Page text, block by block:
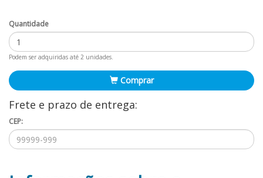
Quantidade
Podem ser adquiridas até 2 unidades.
Comprar
Frete e prazo de entrega:
CEP: